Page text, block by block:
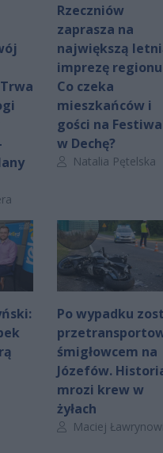
Rzeczniów
zaprasza na
największą
imprezę
Co czeka
mieszkańców i
gości na
w Dechę?
Autor artykułu:
Natalia Pętelska
Po wypadku
śmigłowcem na
Józefów.
mrozi krew w
żyłach
Autor artykułu:
Maciej